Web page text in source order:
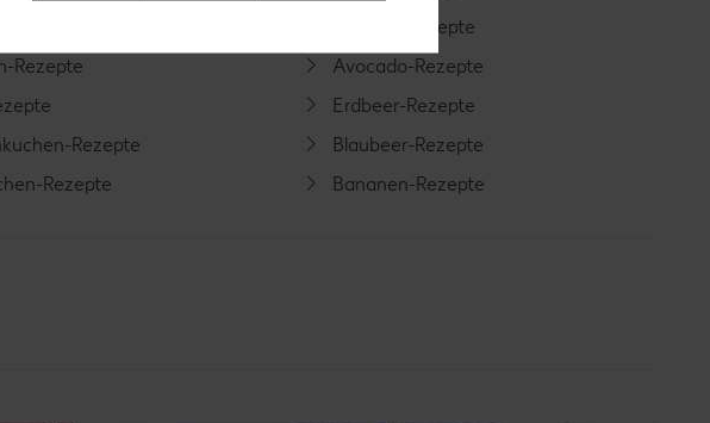
Rezepte
Rezepte
Rezepte
Cocktail-Rezepte
Avocado-Rezepte
Erdbeer-Rezepte
Blaubeer-Rezepte
Bananen-Rezepte